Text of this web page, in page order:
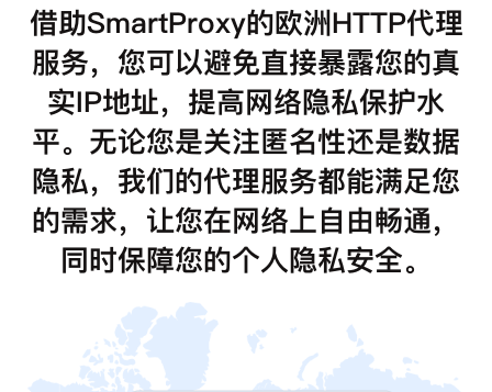
借助SmartProxy的欧洲HTTP代理
服务，您可以避免直接暴露您的真
实IP地址，提高网络隐私保护水
平。无论您是关注匿名性还是数据
隐私，我们的代理服务都能满足您
的需求，让您在网络上自由畅通，
同时保障您的个人隐私安全。